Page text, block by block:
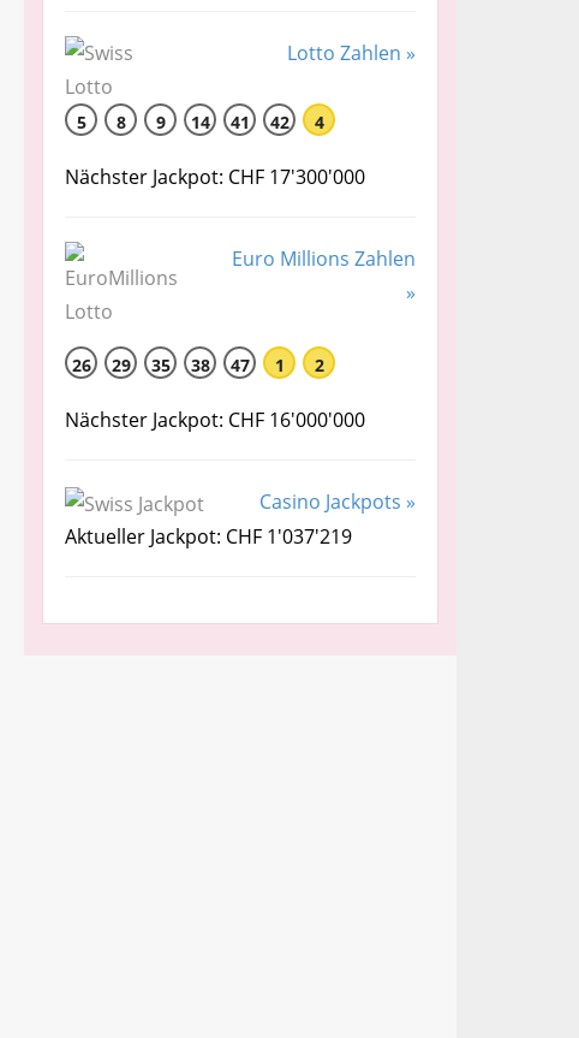
Lotto Zahlen »
5 8 9 14 41 42 4
Nächster Jackpot: CHF 17'300'000
Euro Millions Zahlen
»
26 29 35 38 47 1 2
Nächster Jackpot: CHF 16'000'000
Casino Jackpots »
Aktueller Jackpot: CHF 1'037'219